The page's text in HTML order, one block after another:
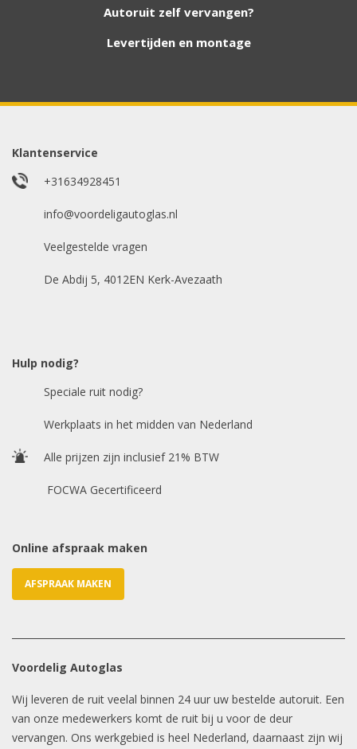
hebben. Vul het formulier in en wij nemen
whatsappje met foto van de ruit en uw auto
Uw merk auto
Bouwjaar
E-mailadres *
Autoruit zelf vervangen?
Levertijden en montage
Klantenservice
+31634928451
info@voordeligautoglas.nl
Veelgestelde vragen
De Abdij 5, 4012EN Kerk-Avezaath
Hulp nodig?
Speciale ruit nodig?
Werkplaats in het midden van Nederland
Alle prijzen zijn inclusief 21% BTW
FOCWA Gecertificeerd
Online afspraak maken
AFSPRAAK MAKEN
Voordelig Autoglas
Wij leveren de ruit veelal binnen 24 uur uw bestelde autoruit. Een
van onze medewerkers komt de ruit bij u voor de deur
vervangen. Ons werkgebied is heel Nederland, daarnaast zijn wij